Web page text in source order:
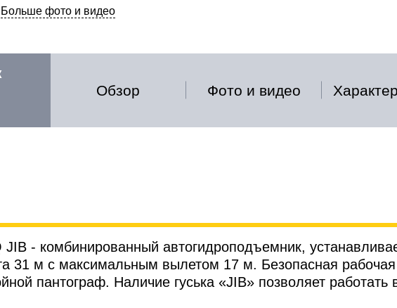
Больше фото и видео
Обзор Фото и видео
- комбинированный автогидроподъемник,
31 м с максимальным вылетом 17 м. Безопасная рабочая
пантограф. Наличие гуська «JIB» позволяет